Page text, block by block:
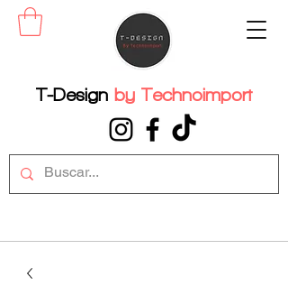
T-Design by Technoimport